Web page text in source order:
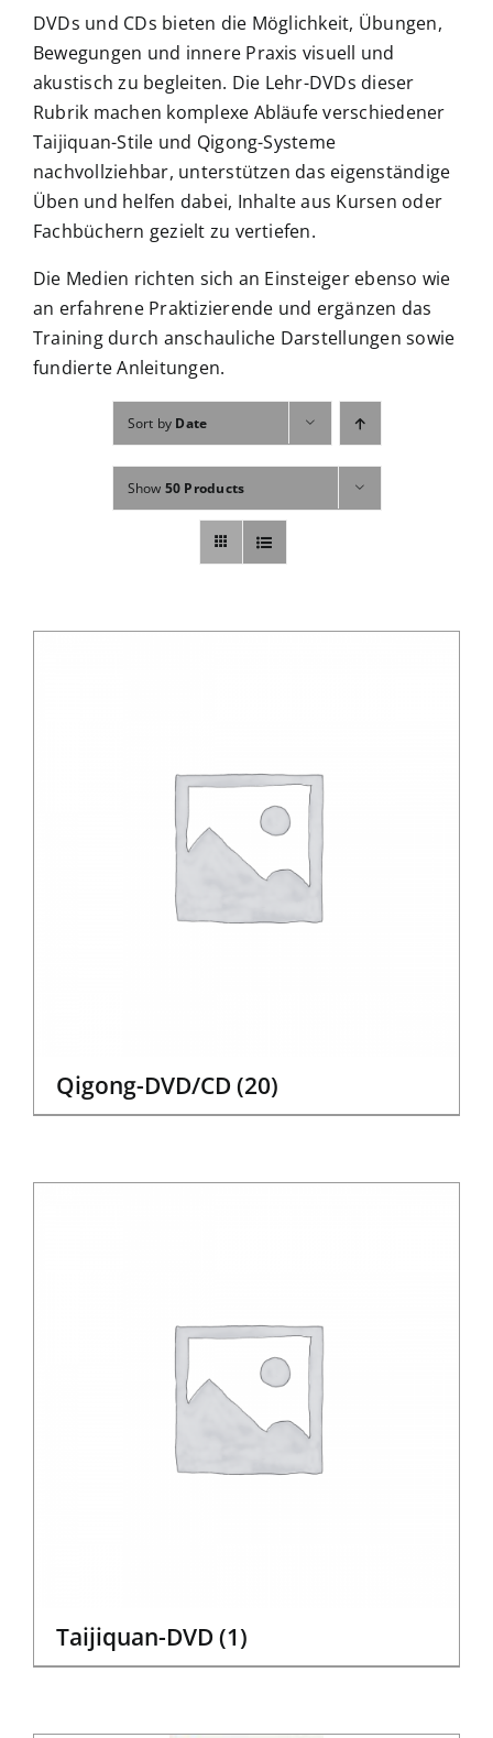
Poster, Karten, Medien
Sonstiges
Abo
DVDs und CDs bieten die Möglichkeit, Übungen,
Bewegungen und innere Praxis visuell und
akustisch zu begleiten. Die Lehr-DVDs dieser
Rubrik machen komplexe Abläufe verschiedener
Taijiquan-Stile und Qigong-Systeme
nachvollziehbar, unterstützen das eigenständige
Üben und helfen dabei, Inhalte aus Kursen oder
Fachbüchern gezielt zu vertiefen.
Die Medien richten sich an Einsteiger ebenso wie
an erfahrene Praktizierende und ergänzen das
Training durch anschauliche Darstellungen sowie
fundierte Anleitungen.
Sort by Date
Show 50 Products
Qigong-DVD/CD(20)
Taijiquan-DVD(1)